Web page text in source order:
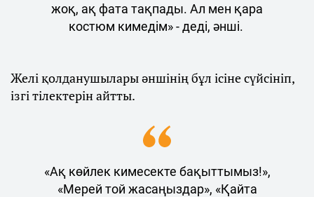
жоқ, ақ фата тақпады. Ал мен қара
костюм кимедім» - деді, әнші.
Желі қолданушылары әншінің бұл ісіне сүйсініп,
ізгі тілектерін айтты.
«Ақ көйлек кимесекте бақыттымыз!»,
«Мерей той жасаңыздар», «Қайта